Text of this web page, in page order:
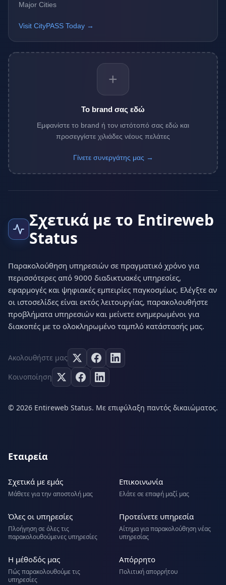
Major Cities
Visit CityPASS Today →
+
Το brand σας εδώ
Εμφανίστε το brand ή τον ιστότοπό σας εδώ και
προσεγγίστε χιλιάδες νέους πελάτες
Γίνετε συνεργάτης μας →
Σχετικά με το Entireweb
Status
Παρακολούθηση υπηρεσιών σε πραγματικό χρόνο για
περισσότερες από 9000 διαδικτυακές υπηρεσίες,
εφαρμογές και ψηφιακές εμπειρίες παγκοσμίως. Ελέγξτε αν
οι ιστοσελίδες είναι εκτός λειτουργίας, παρακολουθήστε
προβλήματα υπηρεσιών και μείνετε ενημερωμένοι για
διακοπές με το ολοκληρωμένο ταμπλό κατάστασής μας.
Ακολουθήστε μας
Κοινοποίηση
© 2026 Entireweb Status. Με επιφύλαξη παντός δικαιώματος.
Εταιρεία
Σχετικά με εμάς
Μάθετε για την αποστολή μας
Επικοινωνία
Ελάτε σε επαφή μαζί μας
Όλες οι υπηρεσίες
Πλοήγηση σε όλες τις
παρακολουθούμενες υπηρεσίες
Προτείνετε υπηρεσία
Αίτημα για παρακολούθηση νέας
υπηρεσίας
Η μέθοδός μας
Πώς παρακολουθούμε τις
υπηρεσίες
Απόρρητο
Πολιτική απορρήτου